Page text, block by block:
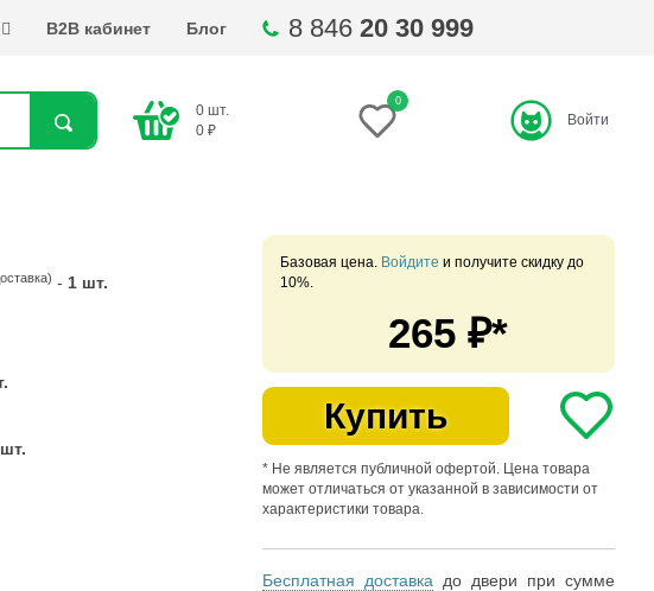
B2B кабинет Блог 8 846 20 30 999
Найти
0 шт.
0 ₽
0
Войти
- 1 шт.
Базовая цена. Войдите и получите скидку до
10%.
265₽*
Купить
* Не является публичной офертой. Цена товара
может отличаться от указанной в зависимости от
характеристики товара.
Бесплатная доставка до двери при сумме